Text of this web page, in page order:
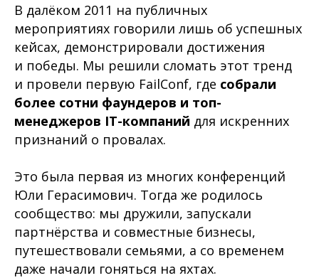
В далёком 2011 на публичных
мероприятиях говорили лишь об успешных
кейсах, демонстрировали достижения
и победы. Мы решили сломать этот тренд
и провели первую FailConf, где собрали
более сотни фаундеров и топ-
менеджеров IT-компаний для искренних
признаний о провалах.
Это была первая из многих конференций
Юли Герасимович. Тогда же родилось
сообщество: мы дружили, запускали
партнёрства и совместные бизнесы,
путешествовали семьями, а со временем
даже начали гоняться на яхтах.